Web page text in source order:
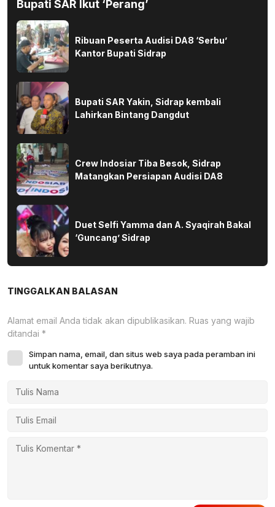
Bupati SAR Ikut ‘Perang’
Ribuan Peserta Audisi DA8 ‘Serbu’
Kantor Bupati Sidrap
Bupati SAR Yakin, Sidrap kembali
Lahirkan Bintang Dangdut
Crew Indosiar Tiba Besok, Sidrap
Matangkan Persiapan Audisi DA8
Duet Selfi Yamma dan A. Syaqirah Bakal
‘Guncang’ Sidrap
TINGGALKAN BALASAN
Alamat email Anda tidak akan dipublikasikan. Ruas yang wajib
ditandai *
Simpan nama, email, dan situs web saya pada peramban ini
untuk komentar saya berikutnya.